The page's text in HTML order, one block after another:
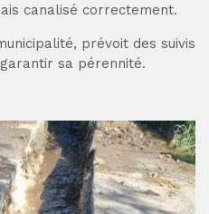
canalisé correctement.
prévoit des suivis
sa pérennité.